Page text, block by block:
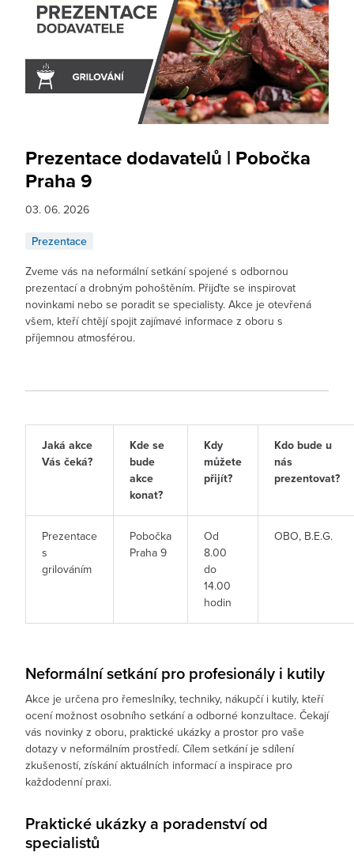
Prezentace dodavatelů | Pobočka
Praha 9
03. 06. 2026
Prezentace
Zveme vás na neformální setkání spojené s odbornou
prezentací a drobným pohoštěním. Přijďte se inspirovat
novinkami nebo se poradit se specialisty. Akce je otevřená
všem, kteří chtějí spojit zajímavé informace z oboru s
příjemnou atmosférou.
Jaká akce
Vás čeká?
Kde se
bude
akce
konat?
Kdy
můžete
přijít?
Kdo bude u
nás
prezentovat?
Prezentace
s
grilováním
Pobočka
Praha 9
Od
8.00
do
14.00
hodin
OBO, B.E.G.
Neformální setkání pro profesionály i kutily
Akce je určena pro řemeslníky, techniky, nákupčí i kutily, kteří
ocení možnost osobního setkání a odborné konzultace. Čekají
vás novinky z oboru, praktické ukázky a prostor pro vaše
dotazy v neformálním prostředí. Cílem setkání je sdílení
zkušeností, získání aktuálních informací a inspirace pro
každodenní praxi.
Praktické ukázky a poradenství od
specialistů